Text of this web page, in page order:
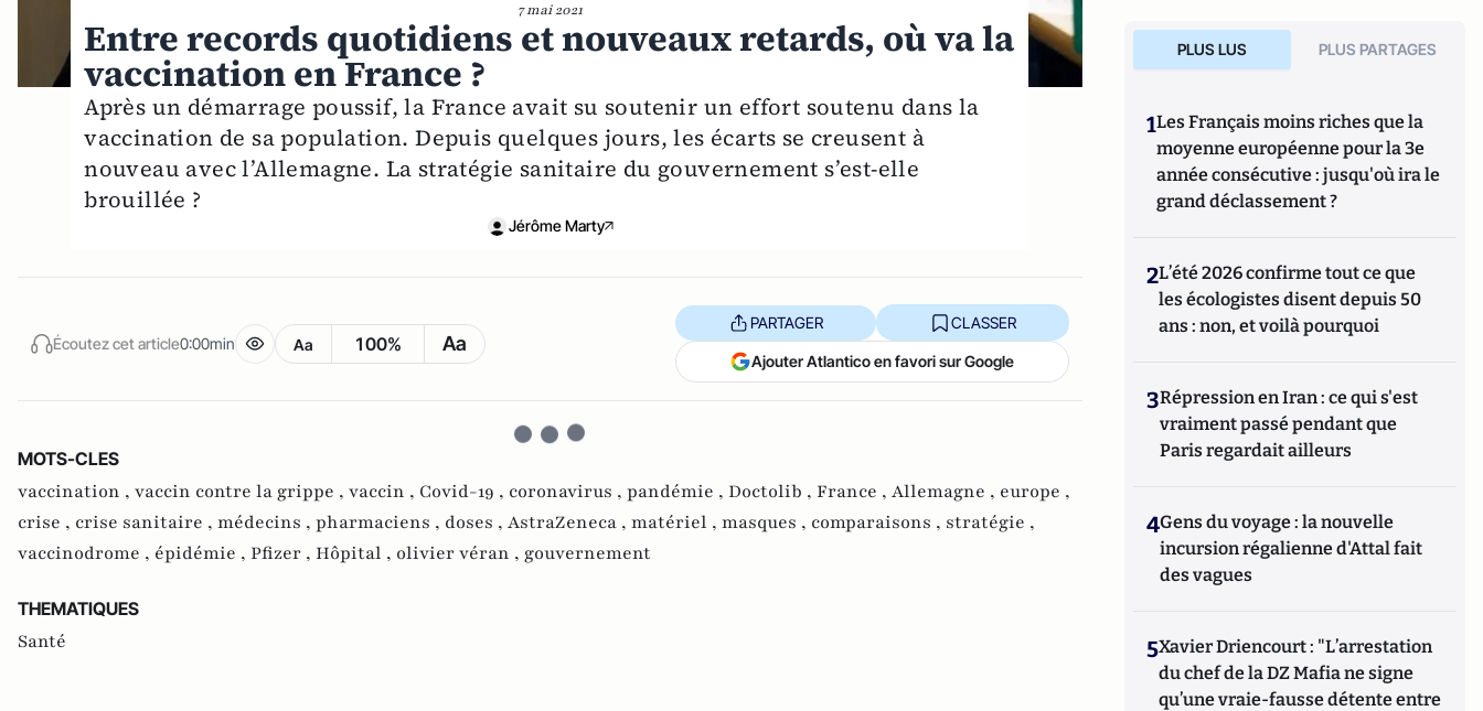
7 mai 2021
Entre records quotidiens et nouveaux retards, où va la
vaccination en France ?
Après un démarrage poussif, la France avait su soutenir un effort soutenu dans la
vaccination de sa population. Depuis quelques jours, les écarts se creusent à
nouveau avec l’Allemagne. La stratégie sanitaire du gouvernement s’est-elle
brouillée ?
Jérôme Marty
Écoutez cet article0:00min Aa 100% Aa
PARTAGER CLASSER
Ajouter Atlantico en favori sur Google
MOTS-CLES
vaccination , vaccin contre la grippe , vaccin , Covid-19 , coronavirus , pandémie , Doctolib , France , Allemagne , europe ,
crise , crise sanitaire , médecins , pharmaciens , doses , AstraZeneca , matériel , masques , comparaisons , stratégie ,
vaccinodrome , épidémie , Pfizer , Hôpital , olivier véran , gouvernement
THEMATIQUES
Santé
PLUS LUS PLUS PARTAGES
1Les Français moins riches que la
moyenne européenne pour la 3e
année consécutive : jusqu'où ira le
grand déclassement ?
2L’été 2026 confirme tout ce que
les écologistes disent depuis 50
ans : non, et voilà pourquoi
3Répression en Iran : ce qui s'est
vraiment passé pendant que
Paris regardait ailleurs
4Gens du voyage : la nouvelle
incursion régalienne d'Attal fait
des vagues
5Xavier Driencourt : "L’arrestation
du chef de la DZ Mafia ne signe
qu’une vraie-fausse détente entre